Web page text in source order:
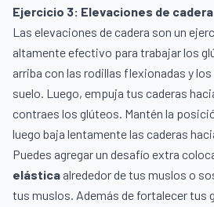
Ejercicio 3: Elevaciones de cadera
Las elevaciones de cadera son un
altamente efectivo para trabajar los
arriba con las rodillas flexionadas y
suelo. Luego, empuja tus caderas
contraes los glúteos. Mantén la
luego baja lentamente las caderas
Puedes agregar un desafío extra
elástica alrededor de tus muslos o
tus muslos. Además de fortalecer tus